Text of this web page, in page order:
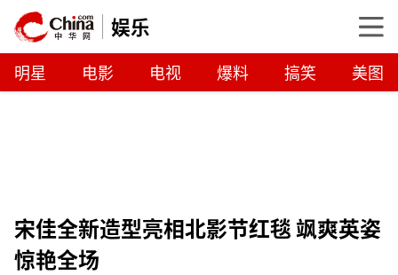
娱乐
明星 电影 电视 爆料 搞笑 美图
宋佳全新造型亮相北影节红毯 飒爽英姿
惊艳全场